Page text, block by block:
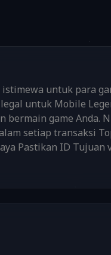
untuk para
untuk Mobile
game Anda.
setiap transaksi
Pastikan ID